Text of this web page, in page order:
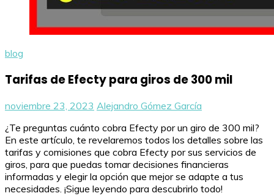
blog
Tarifas de Efecty para giros de 300 mil
noviembre 23, 2023 Alejandro Gómez García
¿Te preguntas cuánto cobra Efecty por un giro de 300 mil?
En este artículo, te revelaremos todos los detalles sobre las
tarifas y comisiones que cobra Efecty por sus servicios de
giros, para que puedas tomar decisiones financieras
informadas y elegir la opción que mejor se adapte a tus
necesidades. ¡Sigue leyendo para descubrirlo todo!